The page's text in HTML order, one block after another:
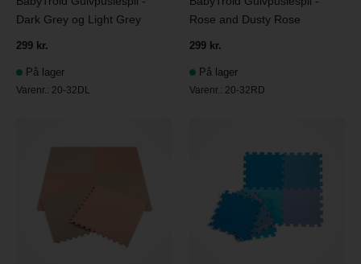
Dark Grey og Light Grey
299 kr.
På lager
Varenr.: 20-32DL
Rose and Dusty Rose
299 kr.
På lager
Varenr.: 20-32RD